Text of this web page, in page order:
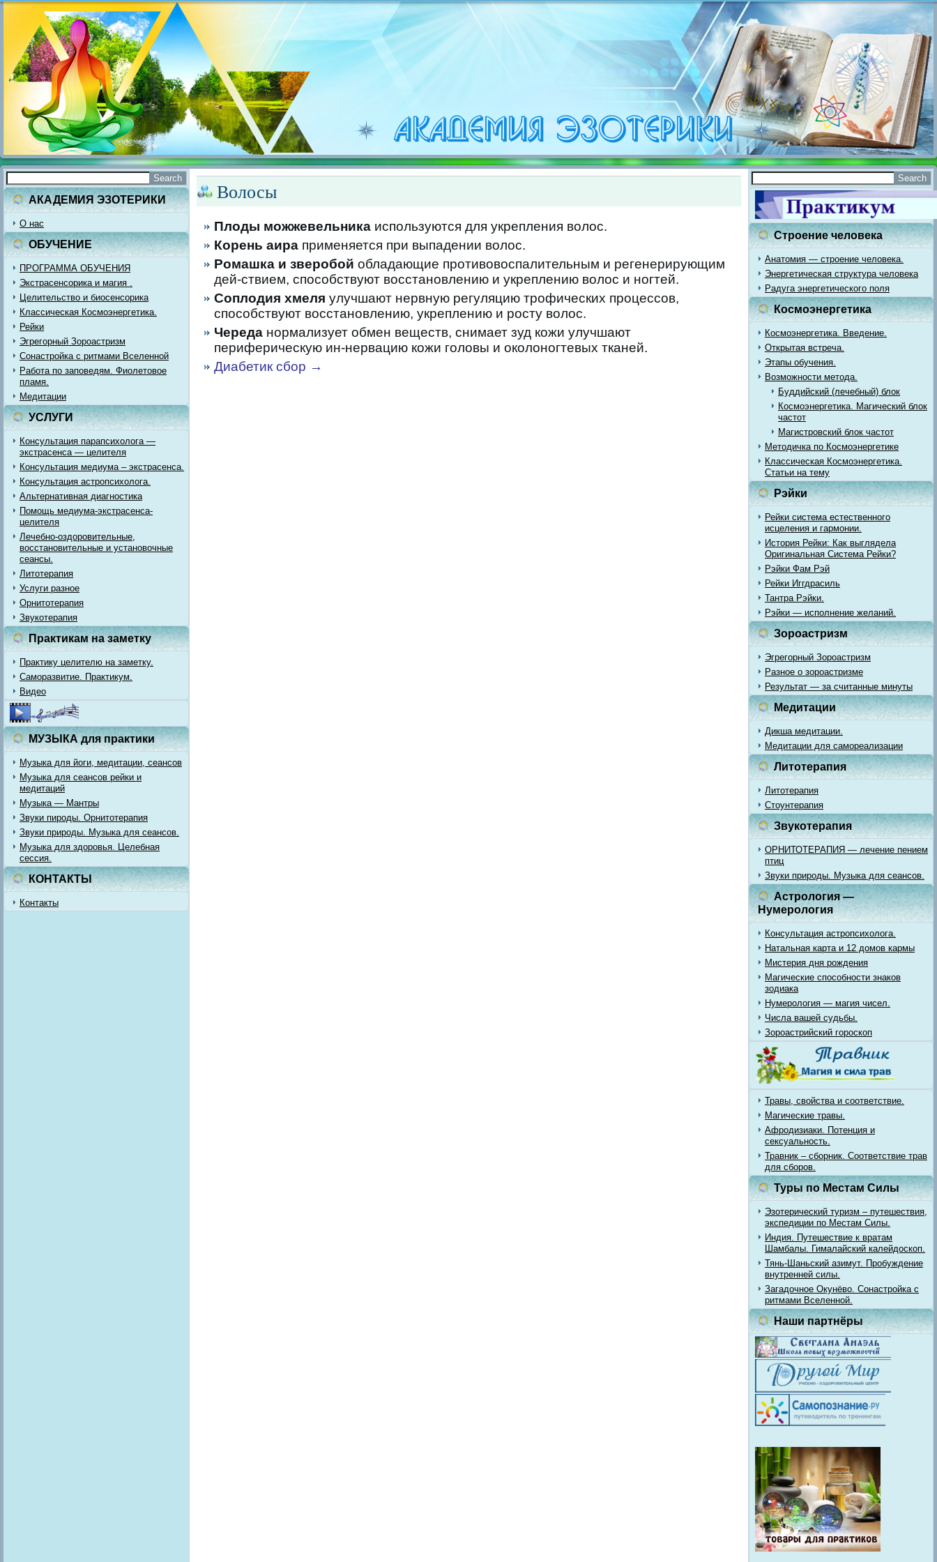
АКАДЕМИЯ ЭЗОТЕРИКИ
О нас
ОБУЧЕНИЕ
ПРОГРАММА ОБУЧЕНИЯ
Экстрасенсорика и магия .
Целительство и биосенсорика
Классическая Космоэнергетика.
Рейки
Эгрегорный Зороастризм
Сонастройка с ритмами Вселенной
Работа по заповедям. Фиолетовое
пламя.
Медитации
УСЛУГИ
Консультация парапсихолога —
экстрасенса — целителя
Консультация медиума – экстрасенса.
Консультация астропсихолога.
Альтернативная диагностика
Помощь медиума-экстрасенса-
целителя
Лечебно-оздоровительные,
восстановительные и установочные
сеансы.
Литотерапия
Услуги разное
Орнитотерапия
Звукотерапия
Практикам на заметку
Практику целителю на заметку.
Саморазвитие. Практикум.
Видео
МУЗЫКА для практики
Музыка для йоги, медитации, сеансов
Музыка для сеансов рейки и
медитаций
Музыка — Мантры
Звуки пироды. Орнитотерапия
Звуки природы. Музыка для сеансов.
Музыка для здоровья. Целебная
сессия.
КОНТАКТЫ
Контакты
Волосы
Плоды можжевельника используются для укрепления волос.
Корень аира применяется при выпадении волос.
Ромашка и зверобой обладающие противовоспалительным и регенерирующим
дей-ствием, способствуют восстановлению и укреплению волос и ногтей.
Соплодия хмеля улучшают нервную регуляцию трофических процессов,
способствуют восстановлению, укреплению и росту волос.
Череда нормализует обмен веществ, снимает зуд кожи улучшают
периферическую ин-нервацию кожи головы и околоногтевых тканей.
Диабетик сбор →
Строение человека
Анатомия — строение человека.
Энергетическая структура человека
Радуга энергетического поля
Космоэнергетика
Космоэнергетика. Введение.
Открытая встреча.
Этапы обучения.
Возможности метода.
Буддийский (лечебный) блок
Космоэнергетика. Магический блок
частот
Магистровский блок частот
Методичка по Космоэнергетике
Классическая Космоэнергетика.
Статьи на тему
Рэйки
Рейки система естественного
исцеления и гармонии.
История Рейки: Как выглядела
Оригинальная Система Рейки?
Рэйки Фам Рэй
Рейки Иггдрасиль
Тантра Рэйки.
Рэйки — исполнение желаний.
Зороастризм
Эгрегорный Зороастризм
Разное о зороастризме
Результат — за считанные минуты
Медитации
Дикша медитации.
Медитации для самореализации
Литотерапия
Литотерапия
Стоунтерапия
Звукотерапия
ОРНИТОТЕРАПИЯ — лечение пением
птиц
Звуки природы. Музыка для сеансов.
Астрология —
Нумерология
Консультация астропсихолога.
Натальная карта и 12 домов кармы
Мистерия дня рождения
Магические способности знаков
зодиака
Нумерология — магия чисел.
Числа вашей судьбы.
Зороастрийский гороскоп
Травы, свойства и соответствие.
Магические травы.
Афродизиаки. Потенция и
сексуальность.
Травник – сборник. Соответствие трав
для сборов.
Туры по Местам Силы
Эзотерический туризм – путешествия,
экспедиции по Местам Силы.
Индия. Путешествие к вратам
Шамбалы. Гималайский калейдоскоп.
Тянь-Шаньский азимут. Пробуждение
внутренней силы.
Загадочное Окунёво. Сонастройка с
ритмами Вселенной.
Наши партнёры